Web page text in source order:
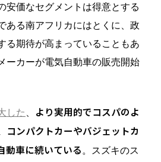
安価なセグメントは得意とする
ある南アフリカにはとくに、政
る期待が高まっていることもあ
ーカーが電気自動車の販売開始
した 、
より実用的でコスパのよ
コンパクトカーやバジェットカ
動車に続いている。スズキのス